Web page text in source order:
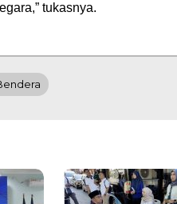
tukasnya.